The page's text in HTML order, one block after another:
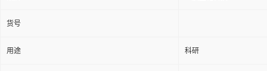
货号
用途 科研